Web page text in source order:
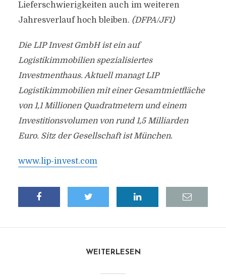
Lieferschwierigkeiten auch im weiteren
Jahresverlauf hoch bleiben. (DFPA/JF1)
Die LIP Invest GmbH ist ein auf
Logistikimmobilien spezialisiertes
Investmenthaus. Aktuell managt LIP
Logistikimmobilien mit einer Gesamtmietfläche
von 1,1 Millionen Quadratmetern und einem
Investitionsvolumen von rund 1,5 Milliarden
Euro. Sitz der Gesellschaft ist München.
www.lip-invest.com
WEITERLESEN